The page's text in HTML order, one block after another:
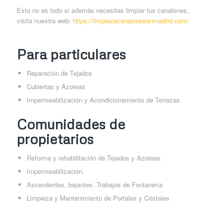
Esto no es todo si además necesitas limpiar tus canalones,
visita nuestra web: https://limpiezacanalonesenmadrid.com/
Para particulares
Reparación de Tejados
Cubiertas y Azoteas
Impermeabilización y Acondicionamiento de Terrazas
Comunidades de
propietarios
Reforma y rehabilitación de Tejados y Azoteas.
Impermeabilización.
Ascendentes, bajantes. Trabajos de Fontanería
Limpieza y Mantenimiento de Portales y Cristales